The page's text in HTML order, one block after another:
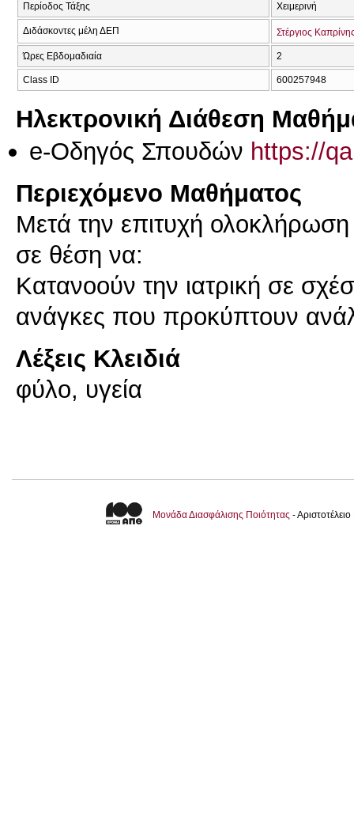
Περίοδος Τάξης Χειμερινή
Διδάσκοντες μέλη ΔΕΠ Στέργιος
Ώρες Εβδομαδιαία 2
Class ID 600257948
Ηλεκτρονική Διάθεση
e-Οδηγός Σπουδών https://
Περιεχόμενο Μαθήματος
Μετά την επιτυχή ολοκλήρωση
σε θέση να:
Κατανοούν την ιατρική σε
ανάγκες που προκύπτουν
Λέξεις Κλειδιά
φύλο, υγεία
Μονάδα Διασφάλισης Ποιότητας -